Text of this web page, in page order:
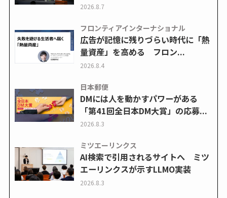
2026.8.7
フロンティアインターナショナル
広告が記憶に残りづらい時代に「熱
量資産」を高める フロン...
2026.8.4
日本郵便
DMには人を動かすパワーがある
「第41回全日本DM大賞」の応募...
2026.8.3
ミツエーリンクス
AI検索で引用されるサイトへ ミツ
エーリンクスが示すLLMO実装
2026.8.3